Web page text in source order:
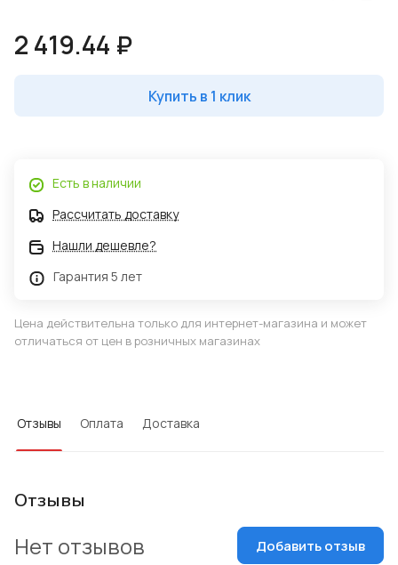
2 419.44 ₽
Купить в 1 клик
Есть в наличии
Рассчитать доставку
Нашли дешевле?
Гарантия 5 лет
Цена действительна только для интернет-магазина и может
отличаться от цен в розничных магазинах
Отзывы Оплата Доставка
Отзывы
Нет отзывов Добавить отзыв